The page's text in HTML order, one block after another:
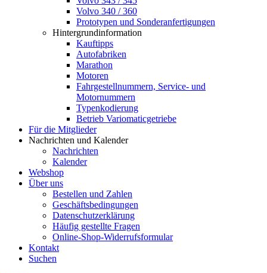
Volvo 340 / 360
Prototypen und Sonderanfertigungen
Hintergrundinformation
Kauftipps
Autofabriken
Marathon
Motoren
Fahrgestellnummern, Service- und
Motornummern
Typenkodierung
Betrieb Variomaticgetriebe
Für die Mitglieder
Nachrichten und Kalender
Nachrichten
Kalender
Webshop
Über uns
Bestellen und Zahlen
Geschäftsbedingungen
Datenschutzerklärung
Häufig gestellte Fragen
Online-Shop-Widerrufsformular
Kontakt
Suchen